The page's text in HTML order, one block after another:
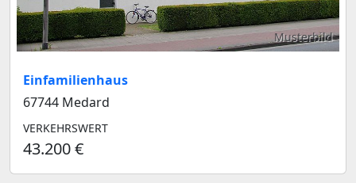
Musterbild
Einfamilienhaus
67744 Medard
VERKEHRSWERT
43.200 €